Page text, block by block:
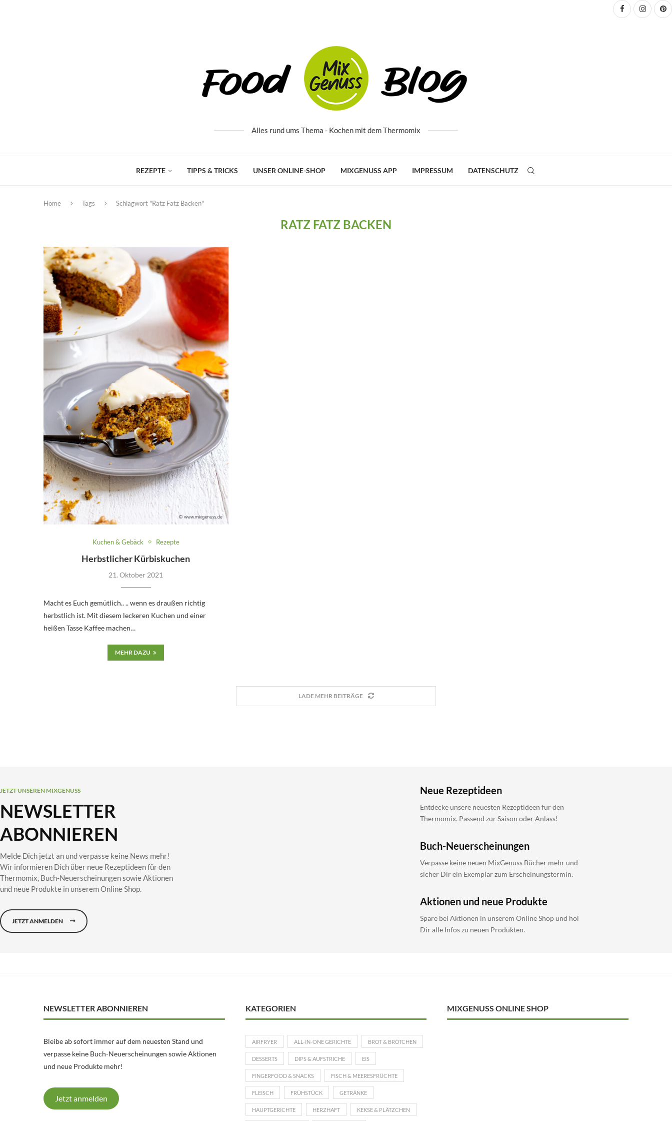
Alles rund ums Thema - Kochen mit dem Thermomix
REZEPTE TIPPS & TRICKS UNSER ONLINE-SHOP MIXGENUSS APP IMPRESSUM DATENSCHUTZ
Home Tags Schlagwort "Ratz Fatz Backen"
RATZ FATZ BACKEN
Kuchen & Gebäck Rezepte
Herbstlicher Kürbiskuchen
21. Oktober 2021
Macht es Euch gemütlich.. .. wenn es draußen richtig
herbstlich ist. Mit diesem leckeren Kuchen und einer
heißen Tasse Kaffee machen…
MEHR DAZU
LADE MEHR BEITRÄGE
JETZT UNSEREN MIXGENUSS
NEWSLETTER
ABONNIEREN
Melde Dich jetzt an und verpasse keine News mehr!
Wir informieren Dich über neue Rezeptideen für den
Thermomix, Buch-Neuerscheinungen sowie Aktionen
und neue Produkte in unserem Online Shop.
JETZT ANMELDEN
Neue Rezeptideen
Entdecke unsere neuesten Rezeptideen für den
Thermomix. Passend zur Saison oder Anlass!
Buch-Neuerscheinungen
Verpasse keine neuen MixGenuss Bücher mehr und
sicher Dir ein Exemplar zum Erscheinungstermin.
Aktionen und neue Produkte
Spare bei Aktionen in unserem Online Shop und hol
Dir alle Infos zu neuen Produkten.
NEWSLETTER ABONNIEREN
Bleibe ab sofort immer auf dem neuesten Stand und
verpasse keine Buch-Neuerscheinungen sowie Aktionen
und neue Produkte mehr!
Jetzt anmelden
KATEGORIEN
AIRFRYER ALL-IN-ONE GERICHTE BROT & BRÖTCHEN
DESSERTS DIPS & AUFSTRICHE EIS
FINGERFOOD & SNACKS FISCH & MEERESFRÜCHTE
FLEISCH FRÜHSTÜCK GETRÄNKE
HAUPTGERICHTE HERZHAFT KEKSE & PLÄTZCHEN
MIXGENUSS ONLINE SHOP